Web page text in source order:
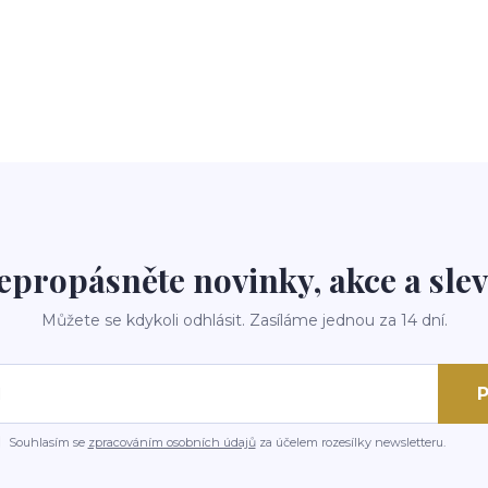
novinky, akce a
Můžete se kdykoli odhlásit. Zasíláme jednou za 14 dní.
Souhlasím se zpracováním osobních údajůza účelem rozesílky newsletteru.